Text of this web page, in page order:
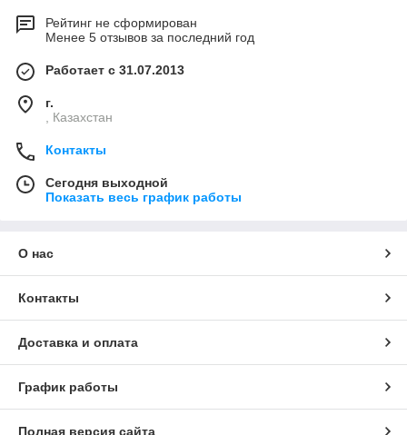
Рейтинг не сформирован
Менее 5 отзывов за последний год
Работает с 31.07.2013
г.
, Казахстан
Контакты
Сегодня выходной
Показать весь график работы
О нас
Контакты
Доставка и оплата
График работы
Полная версия сайта